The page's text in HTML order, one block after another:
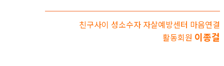
친구사이 성소수자 자살예방센터 마음연결
활동회원 이종걸